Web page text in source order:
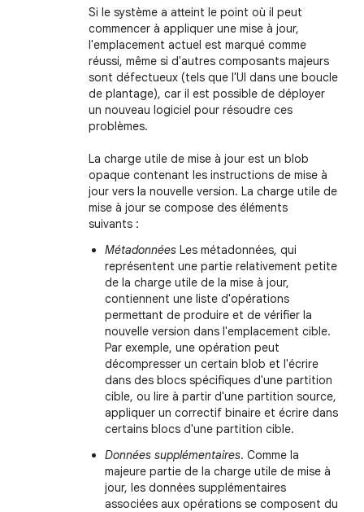
Si le système a atteint le point où il peut
commencer à appliquer une mise à jour,
l'emplacement actuel est marqué comme
réussi, même si d'autres composants majeurs
sont défectueux (tels que l'UI dans une boucle
de plantage), car il est possible de déployer
un nouveau logiciel pour résoudre ces
problèmes.
La charge utile de mise à jour est un blob
opaque contenant les instructions de mise à
jour vers la nouvelle version. La charge utile de
mise à jour se compose des éléments
suivants :
Métadonnées Les métadonnées, qui
représentent une partie relativement petite
de la charge utile de la mise à jour,
contiennent une liste d'opérations
permettant de produire et de vérifier la
nouvelle version dans l'emplacement cible.
Par exemple, une opération peut
décompresser un certain blob et l'écrire
dans des blocs spécifiques d'une partition
cible, ou lire à partir d'une partition source,
appliquer un correctif binaire et écrire dans
certains blocs d'une partition cible.
Données supplémentaires. Comme la
majeure partie de la charge utile de mise à
jour, les données supplémentaires
associées aux opérations se composent du